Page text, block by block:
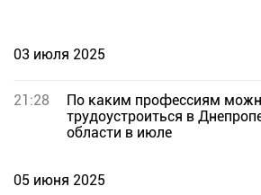
03 июля 2025
21:28
По каким профессиям
трудоустроиться в
области в июле
05 июня 2025